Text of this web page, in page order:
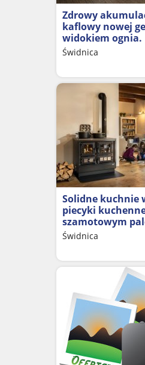
Zdrowy
kaflowy nowej
widokiem ognia.
Świdnica
Solidne kuchnie
piecyki
szamotowym
Świdnica